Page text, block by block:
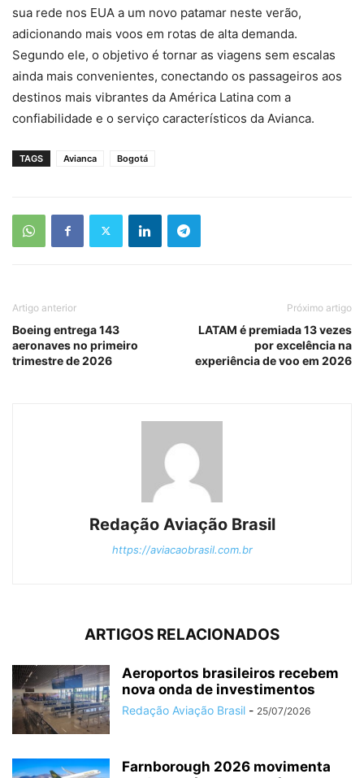
sua rede nos EUA a um novo patamar neste verão,
adicionando mais voos em rotas de alta demanda.
Segundo ele, o objetivo é tornar as viagens sem escalas
ainda mais convenientes, conectando os passageiros aos
destinos mais vibrantes da América Latina com a
confiabilidade e o serviço característicos da Avianca.
TAGS Avianca Bogotá
Artigo anterior
Boeing entrega 143
aeronaves no primeiro
trimestre de 2026
Próximo artigo
LATAM é premiada 13 vezes
por excelência na
experiência de voo em 2026
Redação Aviação Brasil
https://aviacaobrasil.com.br
ARTIGOS RELACIONADOS
Aeroportos brasileiros recebem
nova onda de investimentos
Redação Aviação Brasil - 25/07/2026
Farnborough 2026 movimenta